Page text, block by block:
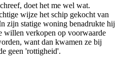
doet het me wel wat.
wijze het schip gekocht van
zijn statige woning benadrukte hij
willen verkopen op voorwaarde
want dan kwamen ze bij
geen 'rottigheid'.